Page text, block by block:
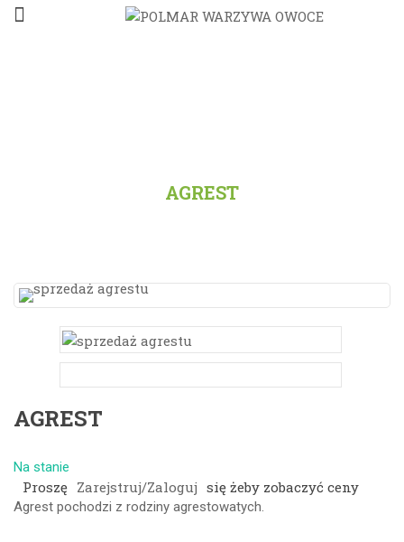
AGREST
AGREST
Na stanie
Proszę Zarejstruj/Zaloguj się żeby zobaczyć ceny
Agrest pochodzi z rodziny agrestowatych.